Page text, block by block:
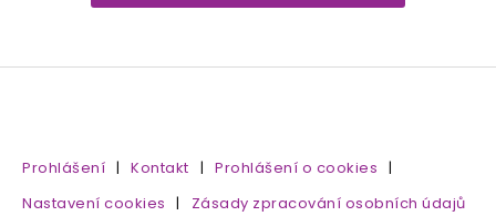
Prohlášení | Kontakt | Prohlášení o cookies |
Nastavení cookies | Zásady zpracování osobních údajů